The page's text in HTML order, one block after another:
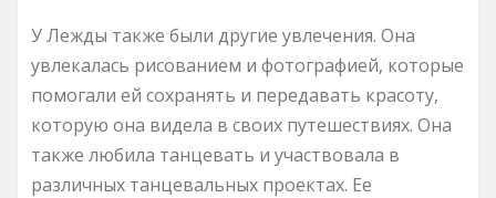
У Лежды также были другие увлечения. Она
увлекалась рисованием и фотографией, которые
помогали ей сохранять и передавать красоту,
которую она видела в своих путешествиях. Она
также любила танцевать и участвовала в
различных танцевальных проектах. Ее